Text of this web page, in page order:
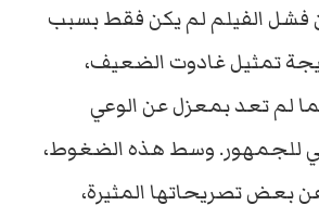
فشل الفيلم لم يكن فقط بسبب
تمثيل غادوت الضعيف،
لم تعد بمعزل عن الوعي
للجمهور. وسط هذه الضغوط،
بعض تصريحاتها المثيرة،